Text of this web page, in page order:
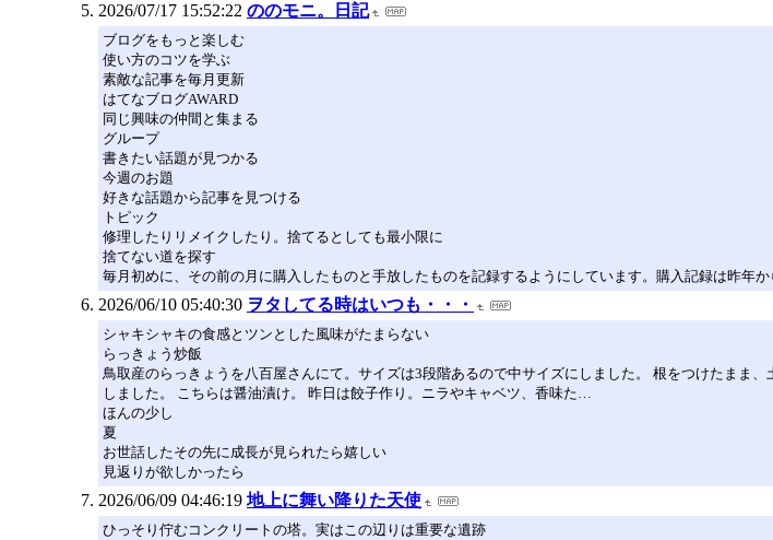
2026/07/17 15:52:22 ののモニ。日記
ブログをもっと楽しむ
使い方のコツを学ぶ
素敵な記事を毎月更新
はてなブログAWARD
同じ興味の仲間と集まる
グループ
書きたい話題が見つかる
今週のお題
好きな話題から記事を見つける
トピック
修理したりリメイクしたり。捨てるとしても最小限に
捨てない道を探す
毎月初めに、その前の月に購入したものと手放したものを記録するようにしています。購入記録は昨年
2026/06/10 05:40:30 ヲタしてる時はいつも・・・
シャキシャキの食感とツンとした風味がたまらない
らっきょう炒飯
鳥取産のらっきょうを八百屋さんにて。サイズは3段階あるので中サイズにしました。 根をつけたまま
しました。 こちらは醤油漬け。 昨日は餃子作り。ニラやキャベツ、香味た…
ほんの少し
夏
お世話したその先に成長が見られたら嬉しい
見返りが欲しかったら
2026/06/09 04:46:19 地上に舞い降りた天使
ひっそり佇むコンクリートの塔。実はこの辺りは重要な遺跡